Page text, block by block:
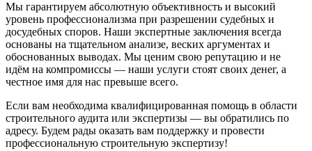
Мы гарантируем абсолютную объективность и высокий
уровень профессионализма при разрешении судебных и
досудебных споров. Наши экспертные заключения всегда
основаны на тщательном анализе, веских аргументах и
обоснованных выводах. Мы ценим свою репутацию и не
идём на компромиссы — наши услуги стоят своих денег, а
честное имя для нас превыше всего.
Если вам необходима квалифицированная помощь в области
строительного аудита или экспертизы — вы обратились по
адресу. Будем рады оказать вам поддержку и провести
профессиональную строительную экспертизу!